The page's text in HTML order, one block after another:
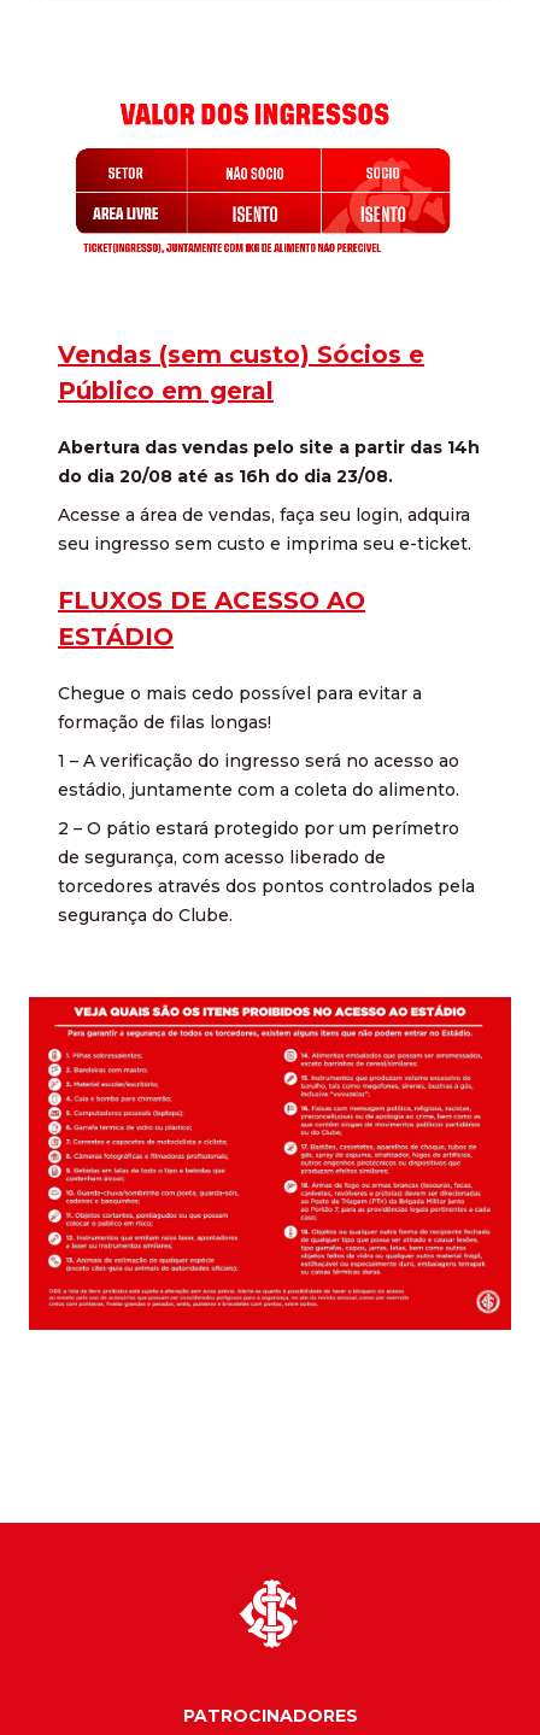
Vendas (sem custo) Sócios e
Público em geral
Abertura das vendas pelo site a partir das 14h
do dia 20/08 até as 16h do dia 23/08.
Acesse a área de vendas, faça seu login, adquira
seu ingresso sem custo e imprima seu e-ticket.
FLUXOS DE ACESSO AO
ESTÁDIO
Chegue o mais cedo possível para evitar a
formação de filas longas!
1 – A verificação do ingresso será no acesso ao
estádio, juntamente com a coleta do alimento.
2 – O pátio estará protegido por um perímetro
de segurança, com acesso liberado de
torcedores através dos pontos controlados pela
segurança do Clube.
PATROCINADORES